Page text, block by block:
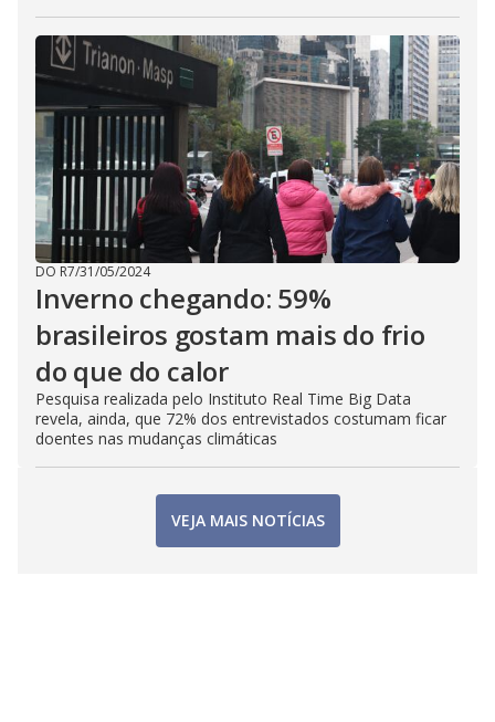
DO R7/31/05/2024
Inverno chegando: 59%
brasileiros gostam mais do frio
do que do calor
Pesquisa realizada pelo Instituto Real Time Big Data
revela, ainda, que 72% dos entrevistados costumam ficar
doentes nas mudanças climáticas
VEJA MAIS NOTÍCIAS